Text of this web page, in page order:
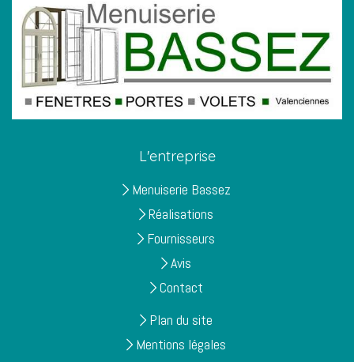
L'entreprise
Menuiserie Bassez
Réalisations
Fournisseurs
Avis
Contact
Plan du site
Mentions légales